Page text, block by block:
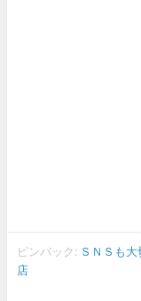
ピンバック: ＳＮＳも
店